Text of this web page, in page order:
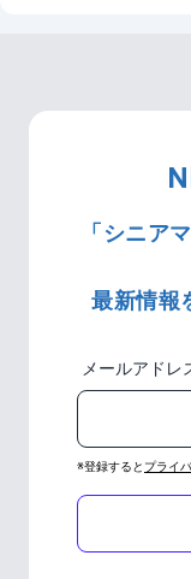
「シニア
最新情報
メールアドレ
※登録すると プライ